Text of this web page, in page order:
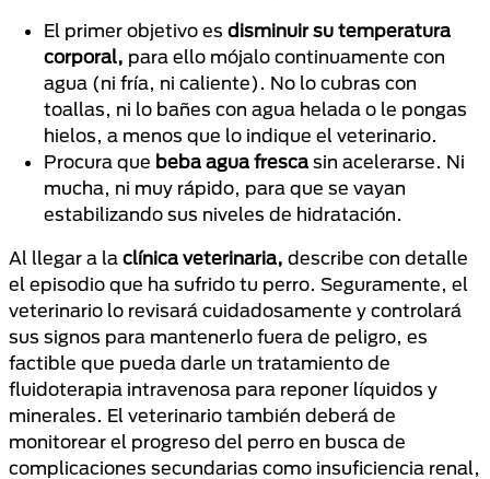
El primer objetivo es disminuir su temperatura
corporal, para ello mójalo continuamente con
agua (ni fría, ni caliente). No lo cubras con
toallas, ni lo bañes con agua helada o le pongas
hielos, a menos que lo indique el veterinario.
Procura que beba agua fresca sin acelerarse. Ni
mucha, ni muy rápido, para que se vayan
estabilizando sus niveles de hidratación.
Al llegar a la clínica veterinaria, describe con detalle
el episodio que ha sufrido tu perro. Seguramente, el
veterinario lo revisará cuidadosamente y controlará
sus signos para mantenerlo fuera de peligro, es
factible que pueda darle un tratamiento de
fluidoterapia intravenosa para reponer líquidos y
minerales. El veterinario también deberá de
monitorear el progreso del perro en busca de
complicaciones secundarias como insuficiencia renal,